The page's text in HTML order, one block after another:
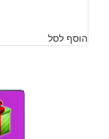
המקורי
הנוכחי
הוסף לסל